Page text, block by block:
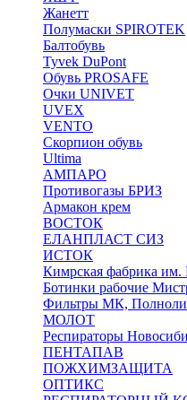
Жанетт
Полумаски SPIROTEK
Балтобувь
Tyvek DuPont
Обувь PROSAFE
Очки UNIVET
UVEX
VENTO
Скорпион обувь
Ultima
АМПАРО
Противогазы БРИЗ
Армакон крем
ВОСТОК
ЕЛАНПЛАСТ СИЗ
ИСТОК
Кимрская фабрика им.
Ботинки рабочие
Фильтры МК,
МОЛОТ
Респираторы
ПЕНТАПАВ
ПОЖХИМЗАЩИТА
ОПТИКС